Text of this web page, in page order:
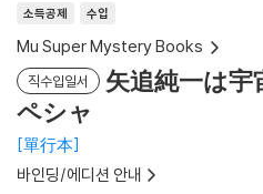
소득공제 수입
Mu Super Mystery Books
직수입일서
矢追純一は宇
ペシャ
單行本
바인딩/에디션 안내